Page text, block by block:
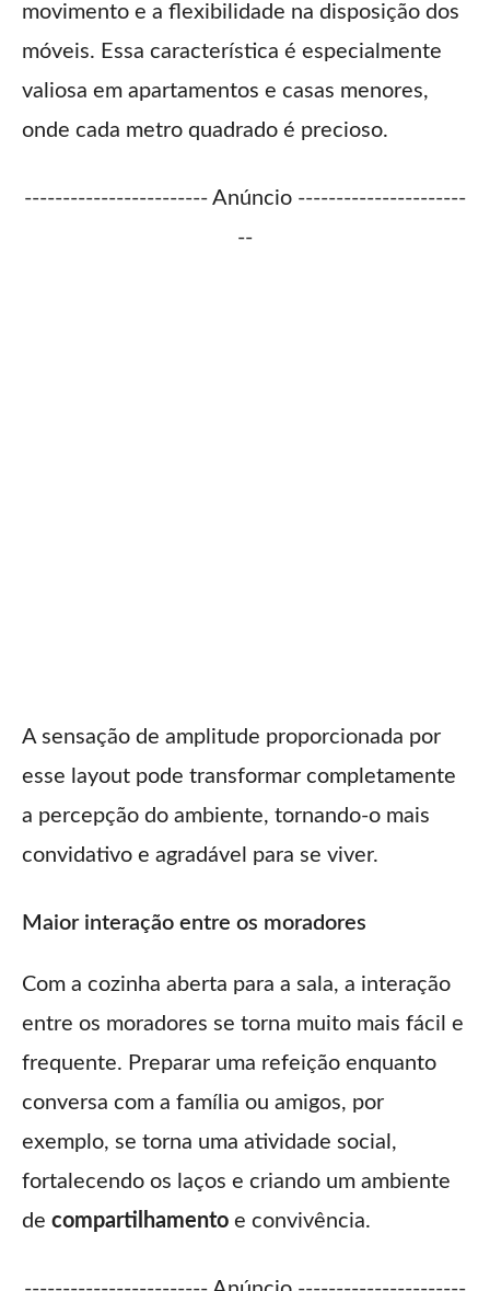
movimento e a flexibilidade na disposição dos
móveis. Essa característica é especialmente
valiosa em apartamentos e casas menores,
onde cada metro quadrado é precioso.
------------------------ Anúncio ----------------------
--
A sensação de amplitude proporcionada por
esse layout pode transformar completamente
a percepção do ambiente, tornando-o mais
convidativo e agradável para se viver.
Maior interação entre os moradores
Com a cozinha aberta para a sala, a interação
entre os moradores se torna muito mais fácil e
frequente. Preparar uma refeição enquanto
conversa com a família ou amigos, por
exemplo, se torna uma atividade social,
fortalecendo os laços e criando um ambiente
de compartilhamento e convivência.